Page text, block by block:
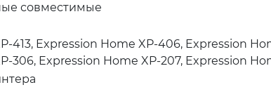
совместимые
413, Expression Home XP-406, Expression
306, Expression Home XP-207, Expression